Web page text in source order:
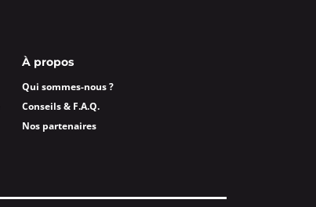
À propos
Qui sommes-nous ?
Conseils & F.A.Q.
Nos partenaires